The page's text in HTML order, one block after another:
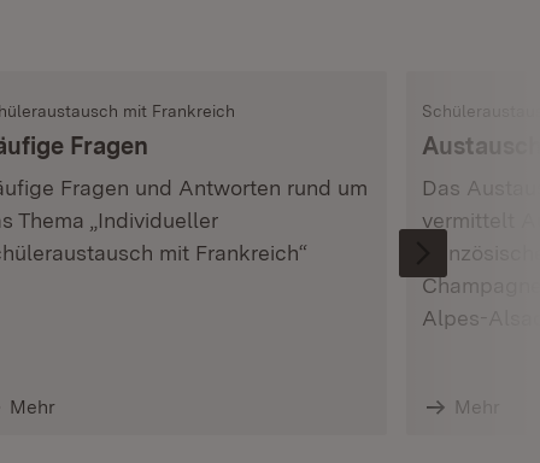
mit Frankreich
Fragen
Fragen und Antworten rund um
Thema „Individueller
mit Frankreich“
Mehr
Das
vermittelt
Alpes-
Mehr